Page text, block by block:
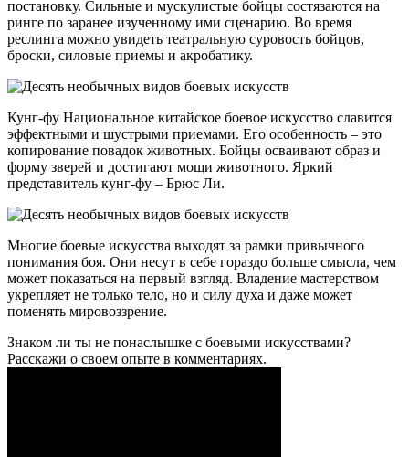
постановку. Сильные и мускулистые бойцы состязаются на
ринге по заранее изученному ими сценарию. Во время
реслинга можно увидеть театральную суровость бойцов,
броски, силовые приемы и акробатику.
Кунг-фу Национальное китайское боевое искусство славится
эффектными и шустрыми приемами. Его особенность – это
копирование повадок животных. Бойцы осваивают образ и
форму зверей и достигают мощи животного. Яркий
представитель кунг-фу – Брюс Ли.
Многие боевые искусства выходят за рамки привычного
понимания боя. Они несут в себе гораздо больше смысла, чем
может показаться на первый взгляд. Владение мастерством
укрепляет не только тело, но и силу духа и даже может
поменять мировоззрение.
Знаком ли ты не понаслышке с боевыми искусствами?
Расскажи о своем опыте в комментариях.